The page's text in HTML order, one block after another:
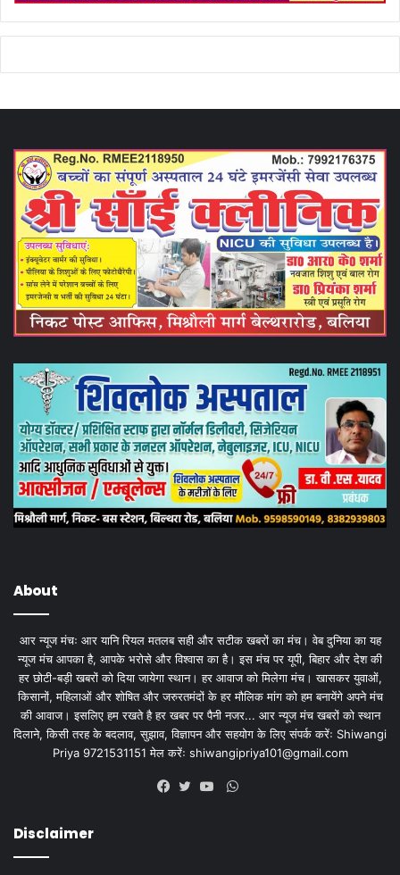
About
आर न्यूज मंचः आर यानि रियल मतलब सही और सटीक खबरों का मंच। वेब दुनिया का यह
न्यूज मंच आपका है, आपके भरोसे और विश्वास का है। इस मंच पर यूपी, बिहार और देश की
हर छोटी-बड़ी खबरों को दिया जायेगा स्थान। हर आवाज को मिलेगा मंच। खासकर युवाओं,
किसानों, महिलाओं और शोषित और जरुरतमंदों के हर मौलिक मांग को हम बनायेंगे अपने मंच
की आवाज। इसलिए हम रखते है हर खबर पर पैनी नजर... आर न्यूज मंच खबरों को स्थान
दिलाने, किसी तरह के बदलाव, सुझाव, विज्ञापन और सहयोग के लिए संपर्क करेंः Shiwangi
Priya 9721531151 मेल करेंः shiwangipriya101@gmail.com
WhatsApp
Disclaimer